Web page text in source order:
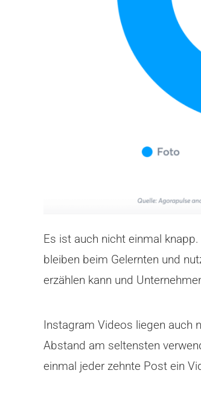
Es ist auch nicht einmal
bleiben beim Gelernten und
erzählen kann und
Instagram Videos liegen auch
Abstand am seltensten
einmal jeder zehnte Post ein